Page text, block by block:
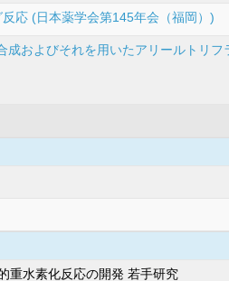
応 (日本薬学会第145年会（福岡）)
成およびそれを用いたアリールト
重水素化反応の開発 若手研究